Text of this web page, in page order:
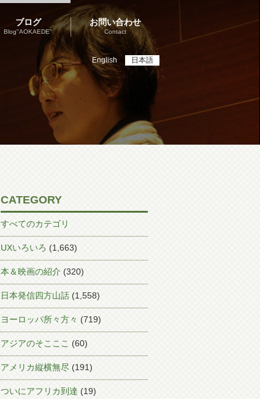
English 日本語
ブログ
Blog"AOKAEDE"
お問い合わせ
Contact
CATEGORY
すべてのカテゴリ
UXいろいろ (1,663)
本＆映画の紹介 (320)
日本発信四方山話 (1,558)
ヨーロッパ所々方々 (719)
アジアのそこここ (60)
アメリカ縦横無尽 (191)
ついにアフリカ到達 (19)